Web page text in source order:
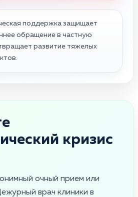
поддержка защищает
обращение в частную
развитие тяжелых
кризис
очный прием или
врач клиники в